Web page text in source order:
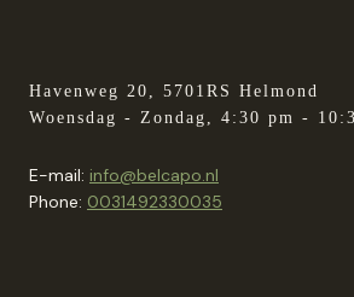
Havenweg 20, 5701RS Helmond
Woensdag - Zondag, 4:30 pm -
E-mail: info@belcapo.nl
Phone: 0031492330035